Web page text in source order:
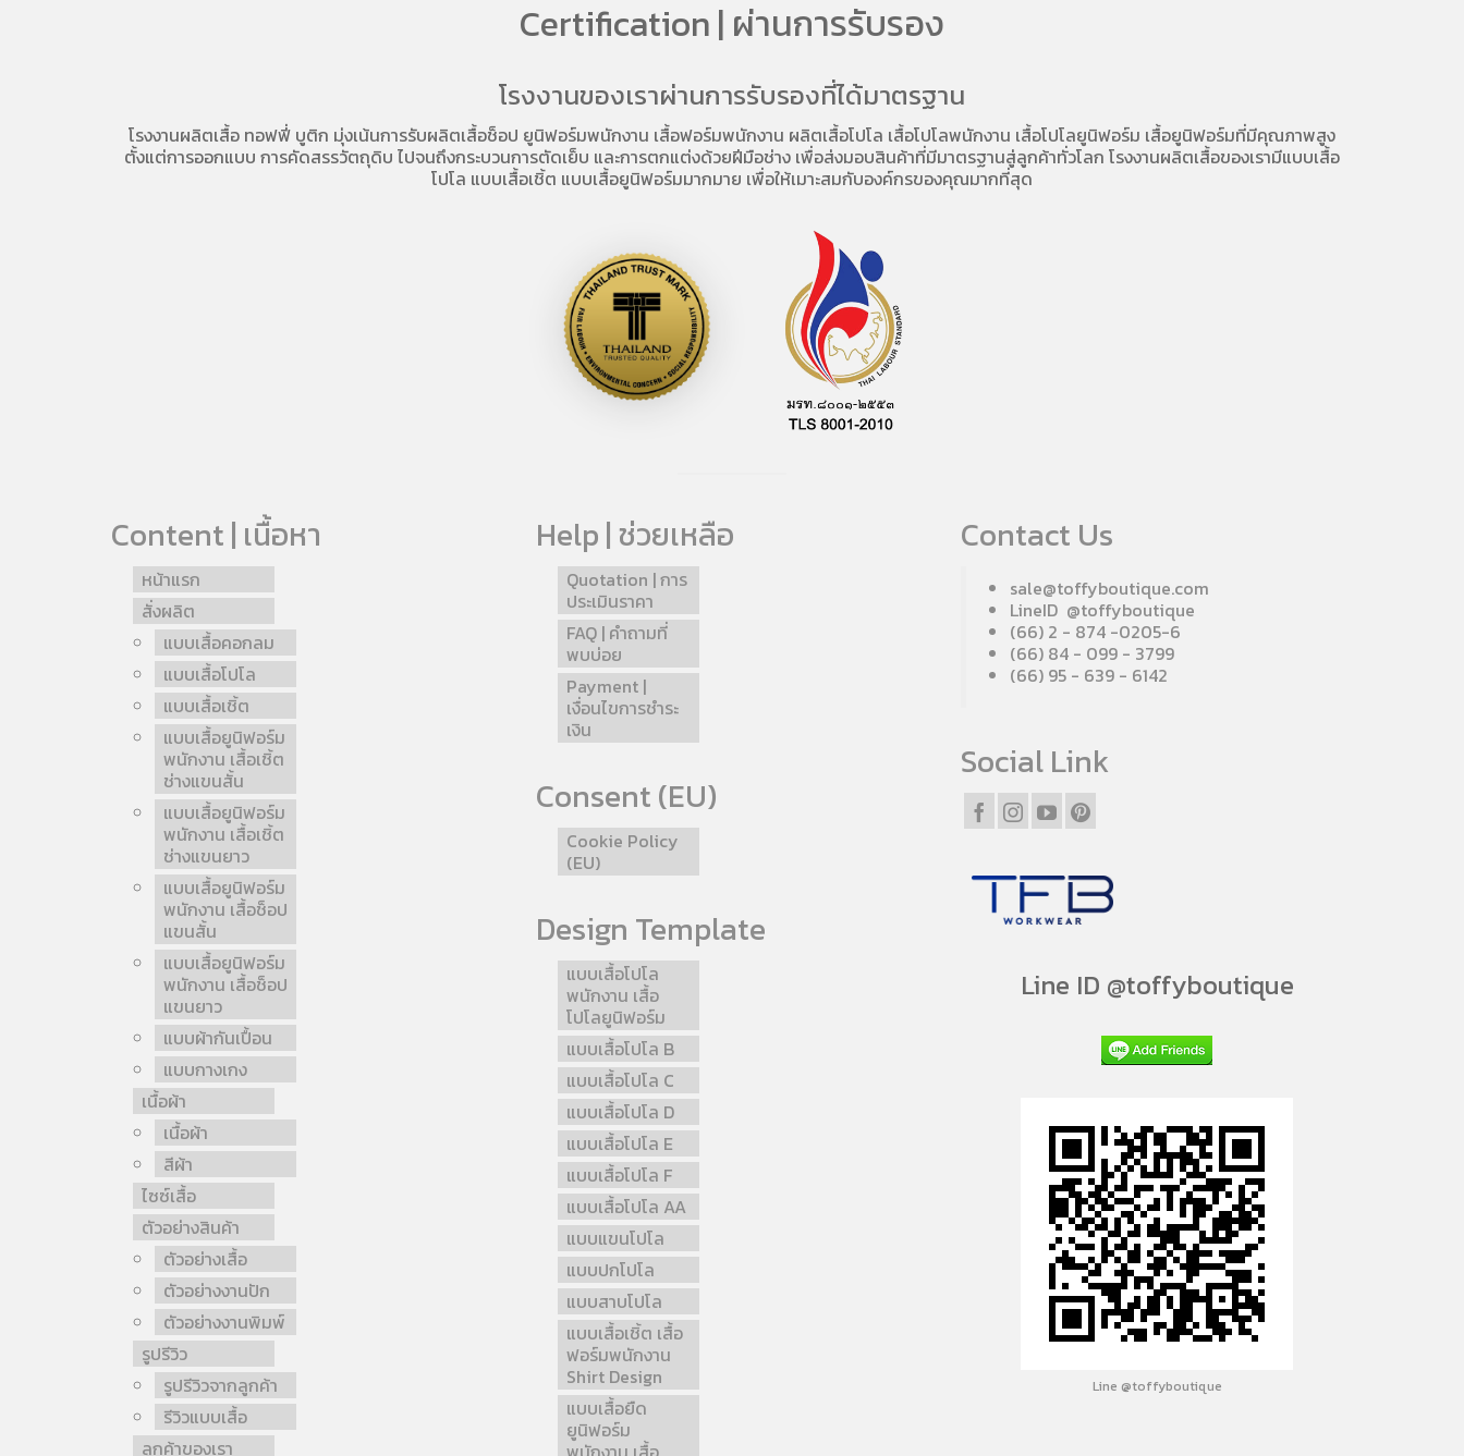
Certification | ผ่านการรับรอง
โรงงานของเราผ่านการรับรองที่ได้มาตรฐาน
โรงงานผลิตเสื้อ ทอฟฟี่ บูติก มุ่งเน้นการรับผลิตเสื้อช็อป ยูนิฟอร์มพนักงาน เสื้อฟอร์มพนักงาน ผลิตเสื้อโปโล เสื้อโปโลพนักงาน เสื้อโปโลยูนิฟอร์ม เสื้อยูนิฟอร์มที่มีคุณภาพสูง
ตั้งแต่การออกแบบ การคัดสรรวัตถุดิบ ไปจนถึงกระบวนการตัดเย็บ และการตกแต่งด้วยฝีมือช่าง เพื่อส่งมอบสินค้าที่มีมาตรฐานสู่ลูกค้าทั่วโลก โรงงานผลิตเสื้อของเรามีแบบเสื้อ
โปโล แบบเสื้อเชิ้ต แบบเสื้อยูนิฟอร์มมากมาย เพื่อให้เมาะสมกับองค์กรของคุณมากที่สุด
Content | เนื้อหา
หน้าแรก
สั่งผลิต
แบบเสื้อคอกลม
แบบเสื้อโปโล
แบบเสื้อเชิ้ต
แบบเสื้อยูนิฟอร์ม
พนักงาน เสื้อเชิ้ต
ช่างแขนสั้น
แบบเสื้อยูนิฟอร์ม
พนักงาน เสื้อเชิ้ต
ช่างแขนยาว
แบบเสื้อยูนิฟอร์ม
พนักงาน เสื้อช็อป
แขนสั้น
แบบเสื้อยูนิฟอร์ม
พนักงาน เสื้อช็อป
แขนยาว
แบบผ้ากันเปื้อน
แบบกางเกง
เนื้อผ้า
เนื้อผ้า
สีผ้า
ไซซ์เสื้อ
ตัวอย่างสินค้า
ตัวอย่างเสื้อ
ตัวอย่างงานปัก
ตัวอย่างงานพิมพ์
รูปรีวิว
รูปรีวิวจากลูกค้า
รีวิวแบบเสื้อ
ลูกค้าของเรา
Help | ช่วยเหลือ
Quotation | การ
ประเมินราคา
FAQ | คำถามที่
พบบ่อย
Payment |
เงื่อนไขการชำระ
เงิน
Consent (EU)
Cookie Policy
(EU)
Design Template
แบบเสื้อโปโล
พนักงาน เสื้อ
โปโลยูนิฟอร์ม
แบบเสื้อโปโล B
แบบเสื้อโปโล C
แบบเสื้อโปโล D
แบบเสื้อโปโล E
แบบเสื้อโปโล F
แบบเสื้อโปโล AA
แบบแขนโปโล
แบบปกโปโล
แบบสาบโปโล
แบบเสื้อเชิ้ต เสื้อ
ฟอร์มพนักงาน
Shirt Design
แบบเสื้อยืด
ยูนิฟอร์ม
Contact Us
sale@toffyboutique.com
LineID @toffyboutique
(66) 2 - 874 -0205-6
(66) 84 - 099 - 3799
(66) 95 - 639 - 6142
Social Link
Line ID @toffyboutique
Line @toffyboutique